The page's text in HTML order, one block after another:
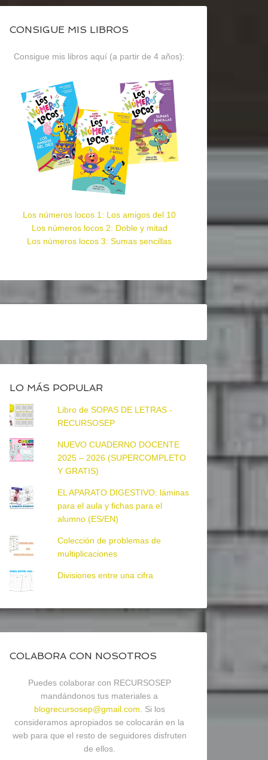
CONSIGUE MIS LIBROS
Consigue mis libros aquí (a partir de 4 años):
Los números locos 1: Los amigos del 10
Los números locos 2: Doble y mitad
Los números locos 3: Sumas sencillas
LO MÁS POPULAR
Libro de SOPAS DE LETRAS -
RECURSOSEP
NUEVO CUADERNO DOCENTE
2025 – 2026 (SUPERCOMPLETO
Y GRATIS)
EL APARATO DIGESTIVO: láminas
para el aula y fichas para el
alumno (ES/EN)
Colección de problemas de
multiplicaciones
Divisiones entre una cifra
COLABORA CON NOSOTROS
Puedes colaborar con RECURSOSEP
mandándonos tus materiales a
blogrecursosep@gmail.com . Si los
consideramos apropiados se colocarán en la
web para que el resto de seguidores disfruten
de ellos.